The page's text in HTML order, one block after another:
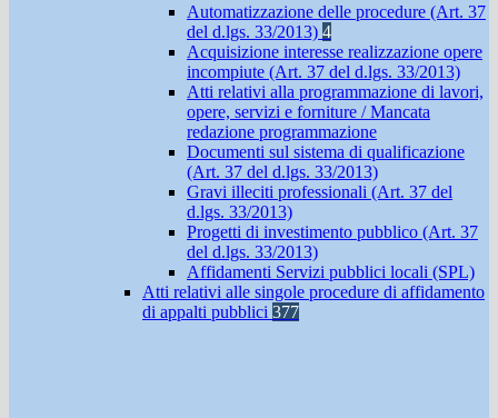
Automatizzazione delle procedure (Art. 37
del d.lgs. 33/2013) 4
Acquisizione interesse realizzazione opere
incompiute (Art. 37 del d.lgs. 33/2013)
Atti relativi alla programmazione di lavori,
opere, servizi e forniture / Mancata
redazione programmazione
Documenti sul sistema di qualificazione
(Art. 37 del d.lgs. 33/2013)
Gravi illeciti professionali (Art. 37 del
d.lgs. 33/2013)
Progetti di investimento pubblico (Art. 37
del d.lgs. 33/2013)
Affidamenti Servizi pubblici locali (SPL)
Atti relativi alle singole procedure di affidamento
di appalti pubblici 377